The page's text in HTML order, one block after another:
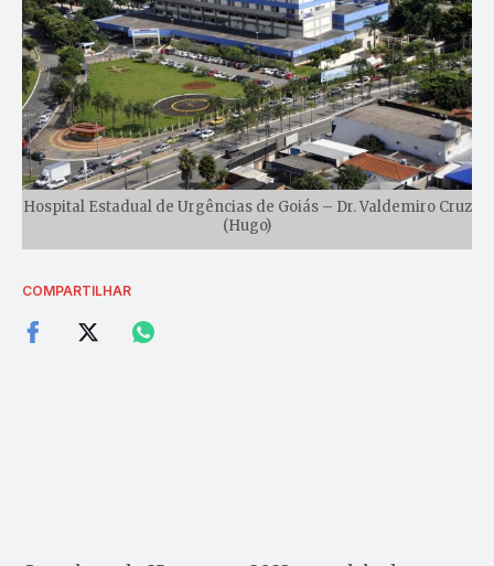
Hospital Estadual de Urgências de Goiás – Dr. Valdemiro Cruz
(Hugo)
COMPARTILHAR